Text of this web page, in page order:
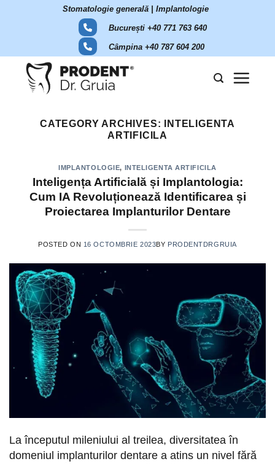
Stomatologie generală | Implantologie
București +40 771 763 640
Câmpina +40 787 604 200
CATEGORY ARCHIVES:
INTELIGENTA
ARTIFICILA
IMPLANTOLOGIE, INTELIGENTA ARTIFICILA
Inteligența Artificială și Implantologia:
Cum IA Revoluționează Identificarea și
Proiectarea Implanturilor Dentare
POSTED ON 16 OCTOMBRIE 2023BY PRODENTDRGRUIA
La începutul mileniului al treilea, diversitatea în
domeniul implanturilor dentare a atins un nivel fără